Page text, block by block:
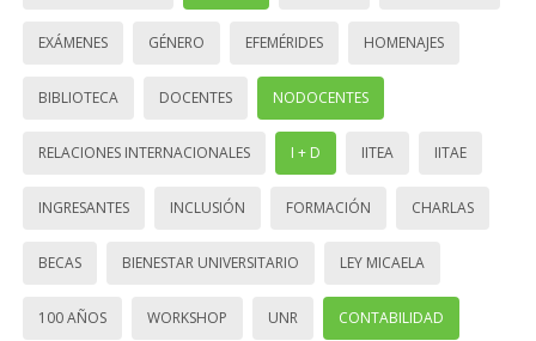
EXÁMENES GÉNERO EFEMÉRIDES HOMENAJES
BIBLIOTECA DOCENTES NODOCENTES
RELACIONES INTERNACIONALES I + D IITEA IITAE
INGRESANTES INCLUSIÓN FORMACIÓN CHARLAS
BECAS BIENESTAR UNIVERSITARIO LEY MICAELA
100 AÑOS WORKSHOP UNR CONTABILIDAD